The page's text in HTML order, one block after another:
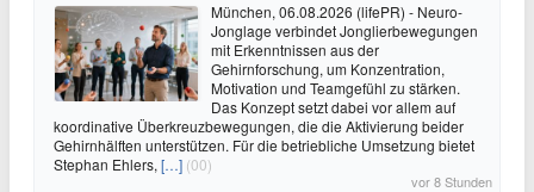
München, 06.08.2026 (lifePR) - Neuro-
Jonglage verbindet Jonglierbewegungen
mit Erkenntnissen aus der
Gehirnforschung, um Konzentration,
Motivation und Teamgefühl zu stärken.
Das Konzept setzt dabei vor allem auf
koordinative Überkreuzbewegungen, die die Aktivierung beider
Gehirnhälften unterstützen. Für die betriebliche Umsetzung bietet
Stephan Ehlers, […] (00)
vor 8 Stunden